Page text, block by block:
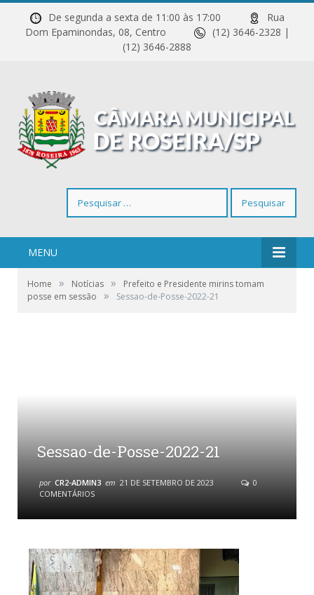
De segunda a sexta de 11:00 às 17:00
Rua
Dom Epaminondas, 08, Centro
(12) 3646-2328 |
(12) 3646-2888
por:
MENU
Home » Notícias »
Prefeito e Presidente mirins tomam
posse em sessão
» Sessao-de-Posse-2022-21
Sessao-de-Posse-2022-21
por CR2-ADMIN3 em 21 DE SETEMBRO DE 2023
0
COMENTÁRIOS